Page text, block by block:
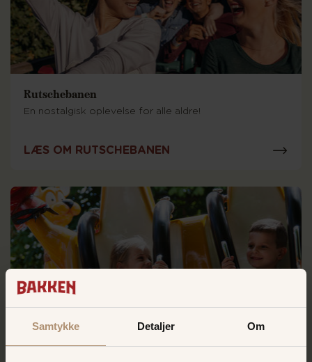
Samtykke Detaljer Om
Rutschebanen
En nostalgisk oplevelse for alle aldre!
LÆS OM RUTSCHEBANEN
Kænguru